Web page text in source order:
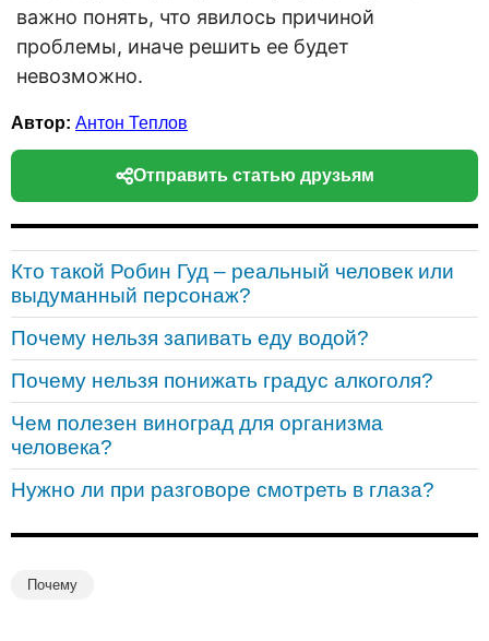
важно понять, что явилось причиной
проблемы, иначе решить ее будет
невозможно.
Автор: Антон Теплов
Отправить статью друзьям
Кто такой Робин Гуд – реальный человек или
выдуманный персонаж?
Почему нельзя запивать еду водой?
Почему нельзя понижать градус алкоголя?
Чем полезен виноград для организма
человека?
Нужно ли при разговоре смотреть в глаза?
Почему